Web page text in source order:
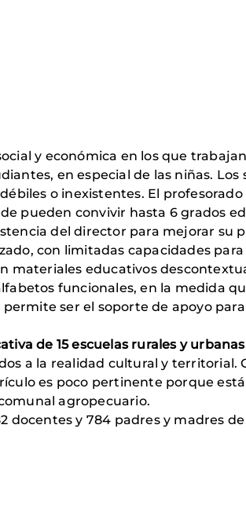
y económica en los que
en especial de las niñas. Los
o inexistentes. El
pueden convivir hasta 6 grados
del director para mejorar su
con limitadas capacidades
educativos
funcionales, en la medida
ser el soporte de apoyo
de 15 escuelas rurales y
a la realidad cultural y territorial.
es poco pertinente porque
agropecuario.
docentes y 784 padres y madres